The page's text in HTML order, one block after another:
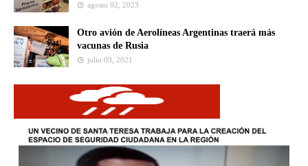
agosto 02, 2023
Otro avión de Aerolíneas Argentinas traerá más
vacunas de Rusia
julio 09, 2021